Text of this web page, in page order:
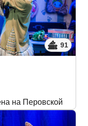
91
на Перовской